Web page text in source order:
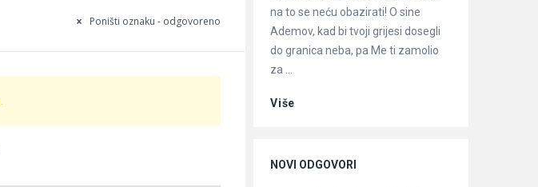
Poništi oznaku - odgovoreno
na to se neću obazirati! O sine
Ademov, kad bi tvoji grijesi dosegli
do granica neba, pa Me ti zamolio
za ...
Više
NOVI ODGOVORI